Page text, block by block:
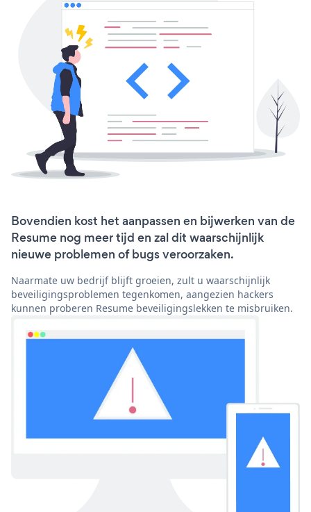
Bovendien kost het aanpassen en bijwerken van de
Resume nog meer tijd en zal dit waarschijnlijk
nieuwe problemen of bugs veroorzaken.
Naarmate uw bedrijf blijft groeien, zult u waarschijnlijk
beveiligingsproblemen tegenkomen, aangezien hackers
kunnen proberen Resume beveiligingslekken te misbruiken.